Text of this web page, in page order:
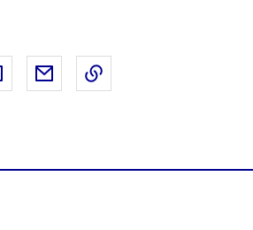
sur X
Partager sur LinkedIn
Partager par email